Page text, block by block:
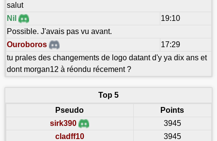
salut
Nil
19:10
Possible. J'avais pas vu avant.
Ouroboros
17:29
tu prales des changements de logo datant d'y ya dix ans et
dont morgan12 à réondu récement ?
Top 5
Pseudo
Points
sirk390
3945
cladff10
3945